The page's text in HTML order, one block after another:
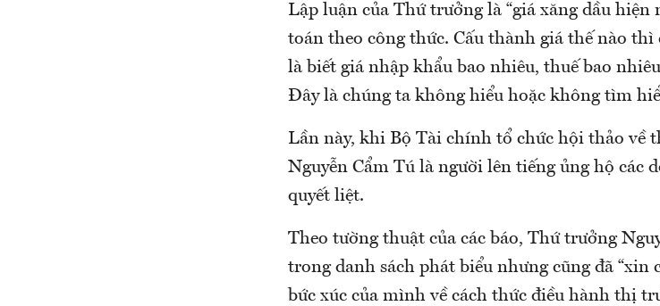
Lập luận của Thứ trưởng là “giá xăng dầu
toán theo công thức. Cấu thành giá thế nào
là biết giá nhập khẩu bao nhiêu, thuế bao
Đây là chúng ta không hiểu hoặc không tìm
Lần này, khi Bộ Tài chính tổ chức hội thảo về
Nguyễn Cẩm Tú là người lên tiếng ủng hộ các
quyết liệt.
Theo tường thuật của các báo, Thứ trưởng
trong danh sách phát biểu nhưng cũng đã “xin
bức xúc của mình về cách thức điều hành thị